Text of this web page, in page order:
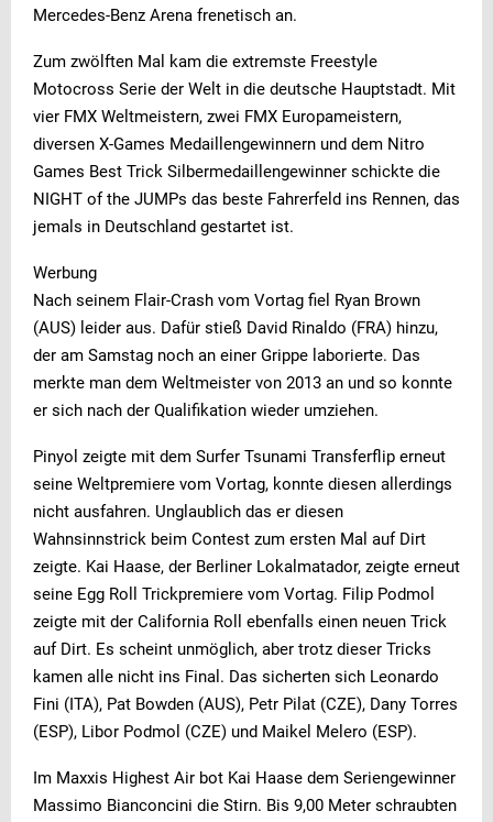
Mercedes-Benz Arena frenetisch an.
Zum zwölften Mal kam die extremste Freestyle
Motocross Serie der Welt in die deutsche Hauptstadt. Mit
vier FMX Weltmeistern, zwei FMX Europameistern,
diversen X-Games Medaillengewinnern und dem Nitro
Games Best Trick Silbermedaillengewinner schickte die
NIGHT of the JUMPs das beste Fahrerfeld ins Rennen, das
jemals in Deutschland gestartet ist.
Werbung
Nach seinem Flair-Crash vom Vortag fiel Ryan Brown
(AUS) leider aus. Dafür stieß David Rinaldo (FRA) hinzu,
der am Samstag noch an einer Grippe laborierte. Das
merkte man dem Weltmeister von 2013 an und so konnte
er sich nach der Qualifikation wieder umziehen.
Pinyol zeigte mit dem Surfer Tsunami Transferflip erneut
seine Weltpremiere vom Vortag, konnte diesen allerdings
nicht ausfahren. Unglaublich das er diesen
Wahnsinnstrick beim Contest zum ersten Mal auf Dirt
zeigte. Kai Haase, der Berliner Lokalmatador, zeigte erneut
seine Egg Roll Trickpremiere vom Vortag. Filip Podmol
zeigte mit der California Roll ebenfalls einen neuen Trick
auf Dirt. Es scheint unmöglich, aber trotz dieser Tricks
kamen alle nicht ins Final. Das sicherten sich Leonardo
Fini (ITA), Pat Bowden (AUS), Petr Pilat (CZE), Dany Torres
(ESP), Libor Podmol (CZE) und Maikel Melero (ESP).
Im Maxxis Highest Air bot Kai Haase dem Seriengewinner
Massimo Bianconcini die Stirn. Bis 9,00 Meter schraubten